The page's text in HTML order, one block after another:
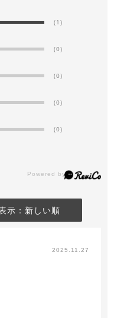
(1)
(0)
(0)
(0)
(0)
示：新しい順
2025.11.27